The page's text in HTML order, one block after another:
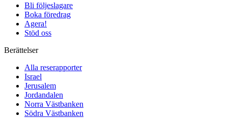
Bli följeslagare
Boka föredrag
Agera!
Stöd oss
Berättelser
Alla reserapporter
Israel
Jerusalem
Jordandalen
Norra Västbanken
Södra Västbanken